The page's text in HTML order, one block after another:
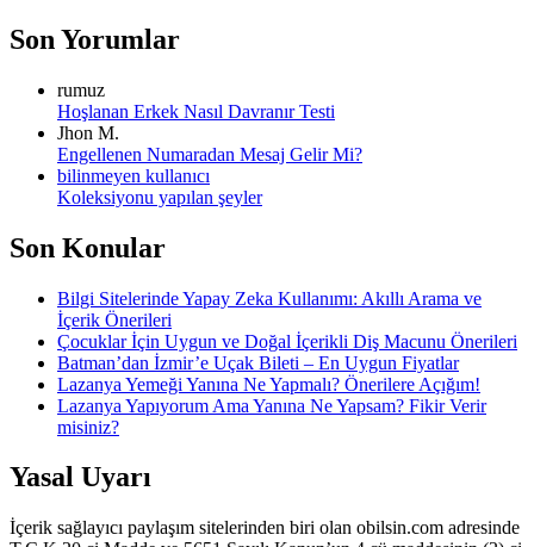
Son Yorumlar
rumuz
Hoşlanan Erkek Nasıl Davranır Testi
Jhon M.
Engellenen Numaradan Mesaj Gelir Mi?
bilinmeyen kullanıcı
Koleksiyonu yapılan şeyler
Son Konular
Bilgi Sitelerinde Yapay Zeka Kullanımı: Akıllı Arama ve
İçerik Önerileri
Çocuklar İçin Uygun ve Doğal İçerikli Diş Macunu Önerileri
Batman’dan İzmir’e Uçak Bileti – En Uygun Fiyatlar
Lazanya Yemeği Yanına Ne Yapmalı? Önerilere Açığım!
Lazanya Yapıyorum Ama Yanına Ne Yapsam? Fikir Verir
misiniz?
Yasal Uyarı
İçerik sağlayıcı paylaşım sitelerinden biri olan obilsin.com adresinde